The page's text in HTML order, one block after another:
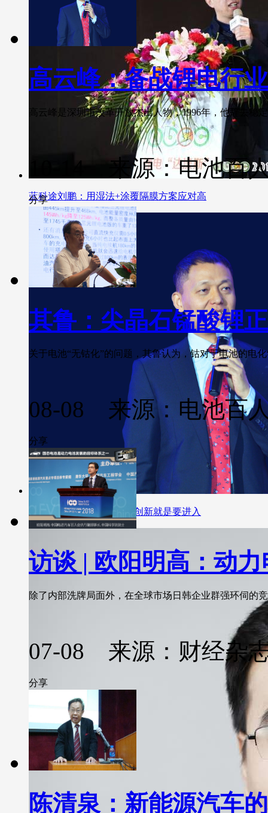
蓝科途刘鹏：用湿法+涂覆隔膜方案应对高
大族激光董事长高云峰：创新就是要进入
高云峰：备战锂电行
高云峰是深圳市改革开放杰出人物，1996年，他辞去
10-14 来源：电池百
分享
其鲁：尖晶石锰酸锂
关于电池“无钴化”的问题，其鲁认为，钴对于电池的电
08-08 来源：电池百
分享
访谈 | 欧阳明高：动
除了内部洗牌局面外，在全球市场日韩企业群强环伺的
07-08 来源：财经杂
分享
陈清泉：新能源汽车